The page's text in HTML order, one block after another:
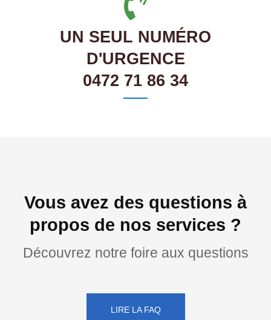
UN SEUL NUMÉRO
D'URGENCE
0472 71 86 34
Vous avez des questions à
propos de nos services ?
Découvrez notre foire aux questions
LIRE LA FAQ